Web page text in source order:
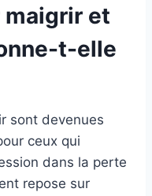
et
t-elle
sont devenues
ceux qui
dans la perte
repose sur